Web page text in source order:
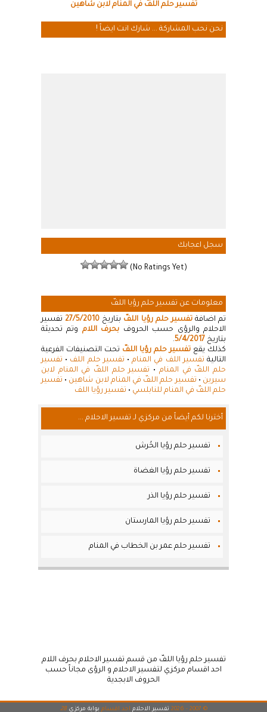
تفسير حلم اللفّ في المنام لابن شاهين
نحن نحب المشاركة ... شارك انت ايضاً !
سجل اعجابك
(No Ratings Yet)
معلومات عن تفسير حلم رؤيا اللفّ
تم اضافةتفسير حلم رؤيا اللفّ بتاريخ 27/5/2010تفسير
الاحلام والرؤى حسب الحروف بحرف اللام وتم تحديثة
بتاريخ 5/4/2017
.
كذلك يقع تفسير حلم رؤيا اللفّ تحت التصنيفات الفرعية
التالية تفسير اللف في المنام• تفسير حلم اللف • تفسير
حلم اللفّ في المنام • تفسير حلم اللفّ في المنام لابن
سيرين • تفسير حلم اللفّ في المنام لابن شاهين • تفسير
حلم اللفّ في المنام للنابلسي • تفسير رؤيا اللف
أخترنا لكم أيضاً من مركزي لـ تفسير الاحلام ...
تفسير حلم رؤيا الحُرش
تفسير حلم رؤيا الغضاة
تفسير حلم رؤيا الذر
تفسير حلم رؤيا المارستان
تفسير حلم عمر بن الخطاب في المنام
تفسير حلم رؤيا اللفّ من قسم تفسير الاحلام بحرف اللام
احد اقسام مركزي لتفسير الاحلام و الرؤى مجاناً حسب
الحروف الابجدية
© 2007 - 2026 تفسير الاحلام احد اقسام بوابة مركزي 28